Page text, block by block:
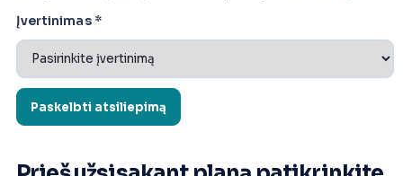
Įvertinimas *